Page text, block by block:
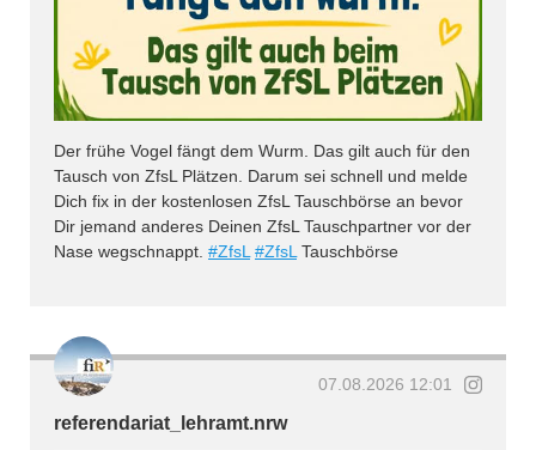
Der frühe Vogel fängt dem Wurm. Das gilt auch für den
Tausch von ZfsL Plätzen. Darum sei schnell und melde
Dich fix in der kostenlosen ZfsL Tauschbörse an bevor
Dir jemand anderes Deinen ZfsL Tauschpartner vor der
Nase wegschnappt. #ZfsL #ZfsL Tauschbörse
07.08.2026 12:01
referendariat_lehramt.nrw